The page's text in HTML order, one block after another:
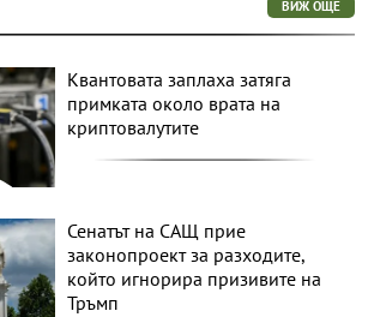
ВИЖ ОЩЕ
Квантовата заплаха затяга
примката около врата на
криптовалутите
Сенатът на САЩ прие
законопроект за разходите,
който игнорира призивите на
Тръмп